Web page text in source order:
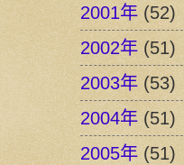
2001年 (52)
2002年 (51)
2003年 (53)
2004年 (51)
2005年 (51)